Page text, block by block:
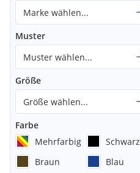
Marke wählen...
Muster
Muster wählen...
Größe
Größe wählen...
Farbe
Mehrfarbig
Schwarz
Braun
Blau